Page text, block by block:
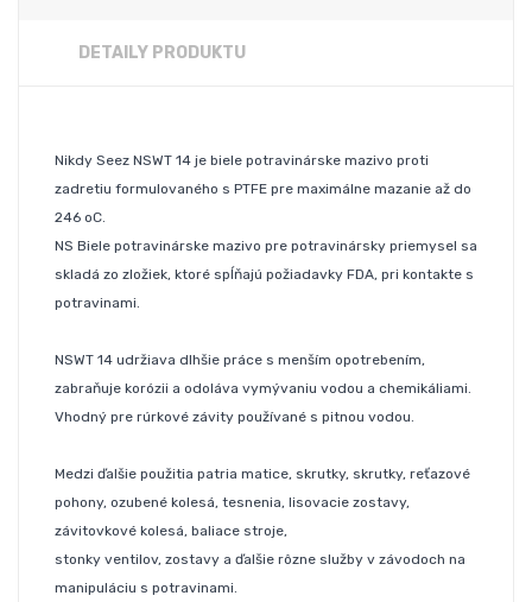
DETAILY PRODUKTU
Nikdy Seez NSWT 14 je biele potravinárske mazivo proti
zadretiu formulovaného s PTFE pre maximálne mazanie až do
246 oC.
NS Biele potravinárske mazivo pre potravinársky priemysel sa
skladá zo zložiek, ktoré spĺňajú požiadavky FDA, pri kontakte s
potravinami.
NSWT 14 udržiava dlhšie práce s menším opotrebením,
zabraňuje korózii a odoláva vymývaniu vodou a chemikáliami.
Vhodný pre rúrkové závity používané s pitnou vodou.
Medzi ďalšie použitia patria matice, skrutky, skrutky, reťazové
pohony, ozubené kolesá, tesnenia, lisovacie zostavy,
závitovkové kolesá, baliace stroje,
stonky ventilov, zostavy a ďalšie rôzne služby v závodoch na
manipuláciu s potravinami.